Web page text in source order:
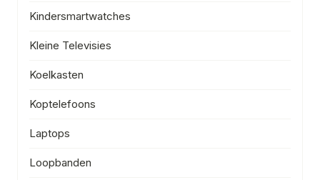
Kindersmartwatches
Kleine Televisies
Koelkasten
Koptelefoons
Laptops
Loopbanden